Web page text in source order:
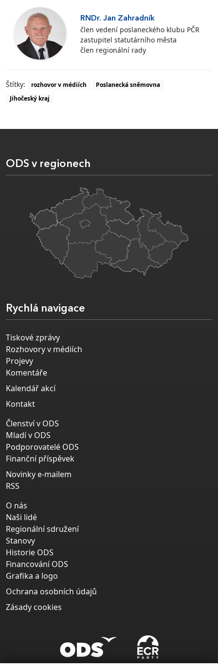
RNDr. Jan Zahradník
člen vedení poslaneckého klubu PČR
zastupitel statutárního města
člen regionální rady
Štítky: rozhovor v médiích
Poslanecká sněmovna
Jihočeský kraj
ODS v regionech
Rychlá navigace
Tiskové zprávy
Rozhovory v médiích
Projevy
Komentáře
Kalendář akcí
Kontakt
Členství v ODS
Mladí v ODS
Podporovatelé ODS
Finanční příspěvek
Novinky e-mailem
RSS
O nás
Naši lidé
Regionální sdružení
Stanovy
Historie ODS
Financování ODS
Grafika a logo
Ochrana osobních údajů
Zásady cookies